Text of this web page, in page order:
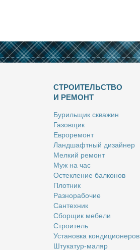
СТРОИТЕЛЬСТВО
И РЕМОНТ
Бу­риль­щик сква­жин
Га­зов­щик
Ев­ро­ре­монт
Ланд­шафт­ный ди­зай­нер
Мел­кий ре­монт
Муж на час
Остек­ле­ние бал­ко­нов
Плот­ник
Раз­но­ра­бо­чие
Сан­тех­ник
Сбор­щик ме­бе­ли
Стро­и­тель
Уста­нов­ка кон­ди­ци­о­не­ров
Шту­ка­тур-ма­ляр